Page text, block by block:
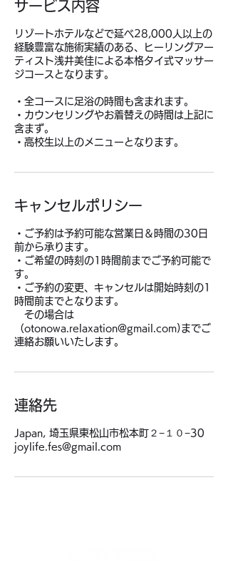
サービス内容
リゾートホテルなどで延べ28,000人以上の
経験豊富な施術実績のある、ヒーリングアー
ティスト浅井美佳による本格タイ式マッサー
ジコースとなります。
・全コースに足浴の時間も含まれます。
・カウンセリングやお着替えの時間は上記に
含まず。
・高校生以上のメニューとなります。
キャンセルポリシー
・ご予約は予約可能な営業日＆時間の30日
前から承ります。
・ご希望の時刻の1時間前までご予約可能で
す。
・ご予約の変更、キャンセルは開始時刻の1
時間前までとなります。
その場合は
（otonowa.relaxation@gmail.com)までご
連絡お願いいたします。
連絡先
Japan, 埼玉県東松山市松本町２−１０−30
joylife.fes@gmail.com